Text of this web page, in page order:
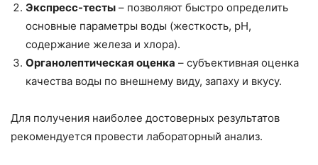
Экспресс-тесты – позволяют быстро определить
основные параметры воды (жесткость, pH,
содержание железа и хлора).
Органолептическая оценка – субъективная оценка
качества воды по внешнему виду, запаху и вкусу.
Для получения наиболее достоверных результатов
рекомендуется провести лабораторный анализ.